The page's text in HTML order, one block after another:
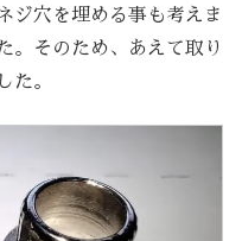
ジ穴を埋める事も考えま
。そのため、あえて取り
た。